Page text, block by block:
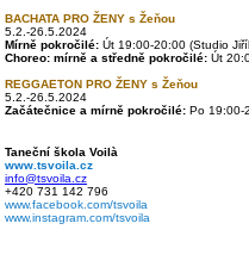
BACHATA PRO ŽENY s Žeňou
5.2.-26.5.2024
Mírně pokročilé: Út 19:00-20:00 (Studio
Choreo: mírně a středně pokročilé: Út
REGGAETON PRO ŽENY s Žeňou
5.2.-26.5.2024
Začátečnice a mírně pokročilé: Po 19:00-
Taneční škola Voilà
www.tsvoila.cz
info@tsvoila.cz
+420 731 142 796
www.facebook.com/tsvoila
www.instagram.com/tsvoila